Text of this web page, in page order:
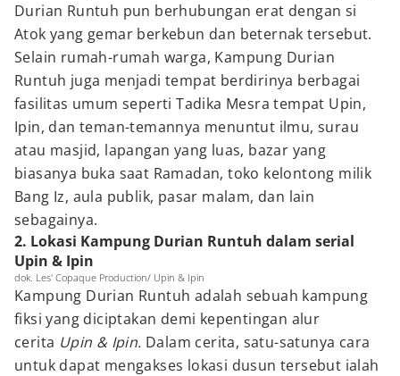
Durian Runtuh pun berhubungan erat dengan si
Atok yang gemar berkebun dan beternak tersebut.
Selain rumah-rumah warga, Kampung Durian
Runtuh juga menjadi tempat berdirinya berbagai
fasilitas umum seperti Tadika Mesra tempat Upin,
Ipin, dan teman-temannya menuntut ilmu, surau
atau masjid, lapangan yang luas, bazar yang
biasanya buka saat Ramadan, toko kelontong milik
Bang Iz, aula publik, pasar malam, dan lain
sebagainya.
2. Lokasi Kampung Durian Runtuh dalam serial
Upin & Ipin
dok. Les' Copaque Production/ Upin & Ipin
Kampung Durian Runtuh adalah sebuah kampung
fiksi yang diciptakan demi kepentingan alur
cerita Upin & Ipin. Dalam cerita, satu-satunya cara
untuk dapat mengakses lokasi dusun tersebut ialah